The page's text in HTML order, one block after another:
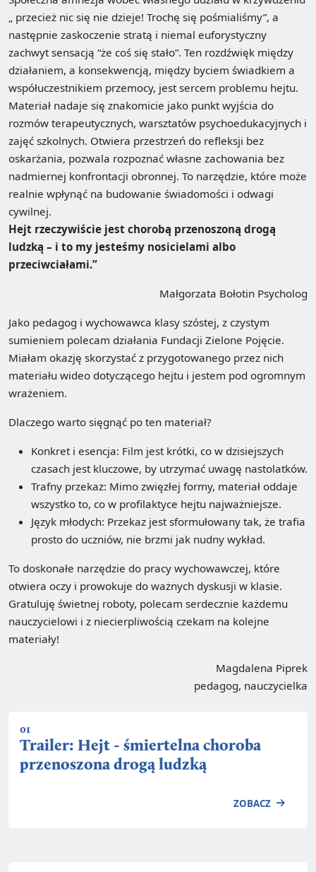
„ przecież nic się nie dzieje! Trochę się pośmialiśmy”, a
następnie zaskoczenie stratą i niemal euforystyczny
zachwyt sensacją “że coś się stało”. Ten rozdźwięk między
działaniem, a konsekwencją, między byciem świadkiem a
współuczestnikiem przemocy, jest sercem problemu hejtu.
Materiał nadaje się znakomicie jako punkt wyjścia do
rozmów terapeutycznych, warsztatów psychoedukacyjnych i
zajęć szkolnych. Otwiera przestrzeń do refleksji bez
oskarżania, pozwala rozpoznać własne zachowania bez
nadmiernej konfrontacji obronnej. To narzędzie, które może
realnie wpłynąć na budowanie świadomości i odwagi
cywilnej.
Hejt rzeczywiście jest chorobą przenoszoną drogą
ludzką – i to my jesteśmy nosicielami albo
przeciwciałami.”
Małgorzata Bołotin Psycholog
Jako pedagog i wychowawca klasy szóstej, z czystym
sumieniem polecam działania Fundacji Zielone Pojęcie.
Miałam okazję skorzystać z przygotowanego przez nich
materiału wideo dotyczącego hejtu i jestem pod ogromnym
wrażeniem.
Dlaczego warto sięgnąć po ten materiał?
Konkret i esencja: Film jest krótki, co w dzisiejszych
czasach jest kluczowe, by utrzymać uwagę nastolatków.
Trafny przekaz: Mimo zwięzłej formy, materiał oddaje
wszystko to, co w profilaktyce hejtu najważniejsze.
Język młodych: Przekaz jest sformułowany tak, że trafia
prosto do uczniów, nie brzmi jak nudny wykład.
To doskonałe narzędzie do pracy wychowawczej, które
otwiera oczy i prowokuje do ważnych dyskusji w klasie.
Gratuluję świetnej roboty, polecam serdecznie każdemu
nauczycielowi i z niecierpliwością czekam na kolejne
materiały!
Magdalena Piprek
pedagog, nauczycielka
01
Trailer: Hejt - śmiertelna choroba
przenoszona drogą ludzką
ZOBACZ